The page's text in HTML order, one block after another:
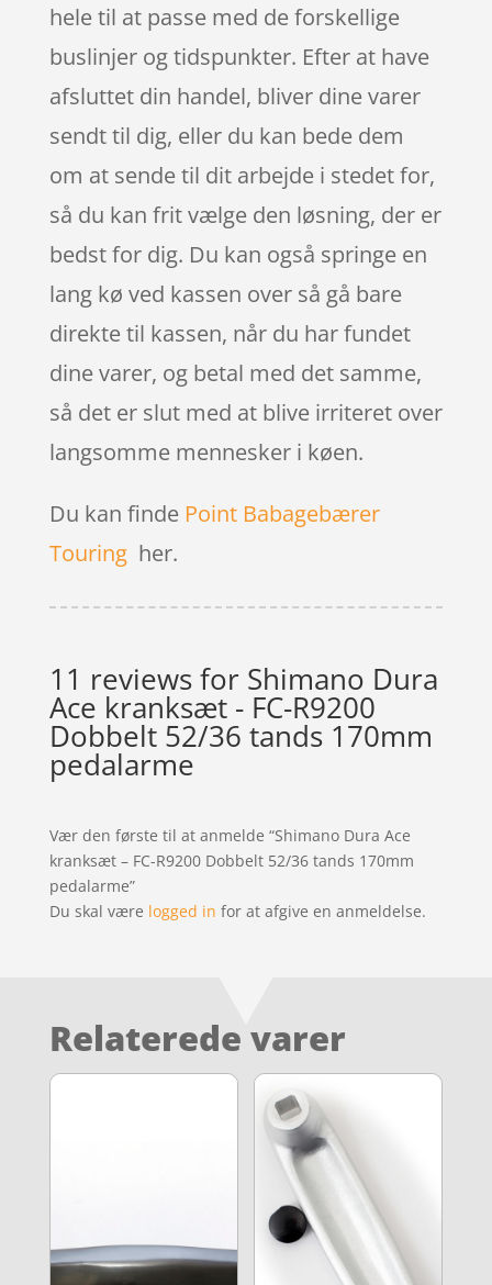
hele til at passe med de forskellige
buslinjer og tidspunkter. Efter at have
afsluttet din handel, bliver dine varer
sendt til dig, eller du kan bede dem
om at sende til dit arbejde i stedet for,
så du kan frit vælge den løsning, der er
bedst for dig. Du kan også springe en
lang kø ved kassen over så gå bare
direkte til kassen, når du har fundet
dine varer, og betal med det samme,
så det er slut med at blive irriteret over
langsomme mennesker i køen.
Du kan finde Point Babagebærer
Touringher.
11 reviews for Shimano Dura
Ace kranksæt - FC-R9200
Dobbelt 52/36 tands 170mm
pedalarme
Vær den første til at anmelde “Shimano Dura Ace
kranksæt – FC-R9200 Dobbelt 52/36 tands 170mm
pedalarme”
Du skal være logged in for at afgive en anmeldelse.
Relaterede varer